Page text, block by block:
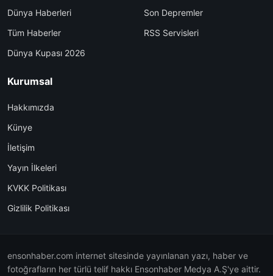
Dünya Haberleri
Tüm Haberler
Dünya Kupası 2026
Son Depremler
RSS Servisleri
Kurumsal
Hakkımızda
Künye
İletişim
Yayın İlkeleri
KVKK Politikası
Gizlilik Politikası
ensonhaber.com internet sitesinde yayınlanan yazı, haber ve
fotoğrafların her türlü telif hakkı Ensonhaber Medya A.Ş'ye aittir.